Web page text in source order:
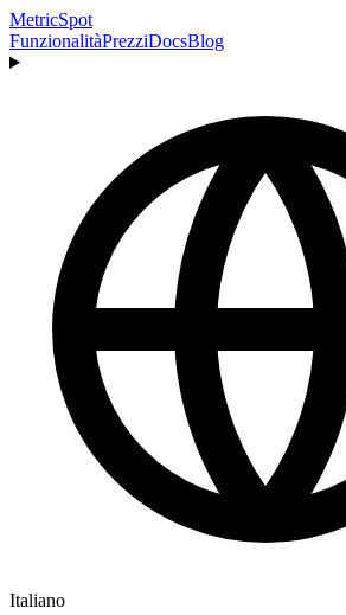
MetricSpot
FunzionalitàPrezziDocsBlog
Italiano